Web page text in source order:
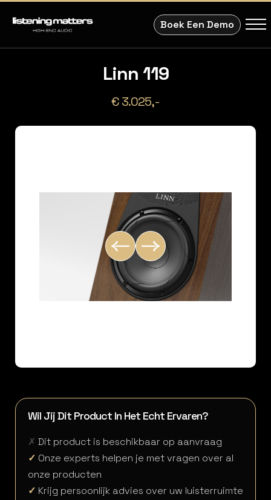
Boek Een Demo
Linn 119
€ 3.025,-
Wil Jij Dit Product In Het Echt Ervaren?
✗ Dit product is beschikbaar op aanvraag
✓ Onze experts helpen je met vragen over al
onze producten
✓ Krijg persoonlijk advies over uw luisterruimte